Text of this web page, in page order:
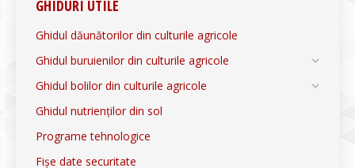
GHIDURI UTILE
Ghidul dăunătorilor din culturile agricole
Ghidul buruienilor din culturile agricole
Ghidul bolilor din culturile agricole
Ghidul nutrienților din sol
Programe tehnologice
Fișe date securitate